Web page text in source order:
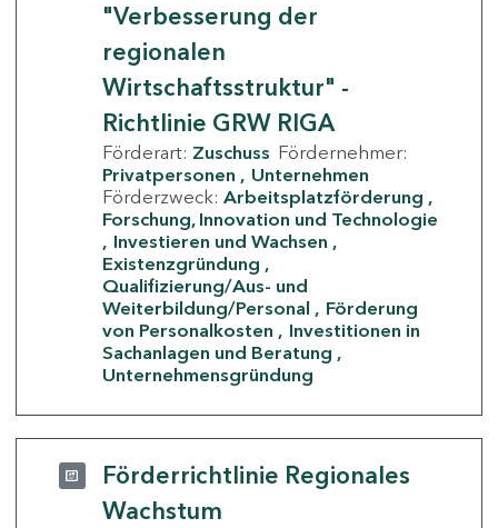
"Verbesserung der
regionalen
Wirtschaftsstruktur" -
Richtlinie GRW RIGA
Förderart: Zuschuss Fördernehmer:
Privatpersonen
Unternehmen
Förderzweck: Arbeitsplatzförderung
Forschung, Innovation und Technologie
Investieren und Wachsen
Existenzgründung
Qualifizierung/Aus- und
Weiterbildung/Personal
Förderung
von Personalkosten
Investitionen in
Sachanlagen und Beratung
Unternehmensgründung
Förderrichtlinie Regionales
Wachstum